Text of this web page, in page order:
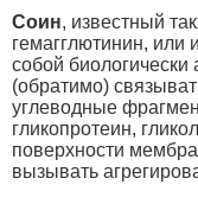
Соин, известный
гемагглютинин, или
собой
(обратимо)
углеводные
гликопротеин,
поверхности
вызывать